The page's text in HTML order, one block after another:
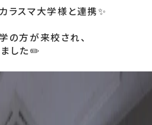
ラスマ大学様と連携✨
の方が来校され、
ました✏️